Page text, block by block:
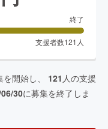
終了
支援者数121 人
を開始し、 121 人の支援
30に募集を終了しま